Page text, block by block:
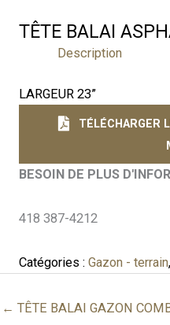
TÊTE BALAI
Description
LARGEUR 23”
TÉLÉCHARGER
BESOIN DE PLUS
418 387-4212
Catégories : Gazon - terrain,
← TÊTE BALAI GAZON